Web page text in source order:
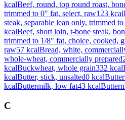
kcalBeef, round, top round roast,
trimmed to 0" fat, select, raw123 kcal
steak, separable lean only, trimmed
kcalBeef, short loin, t-bone steak,
trimmed to 1/8" fat, choice, cooked,
raw57 kcalBread, white,
whole-wheat, commercially prepared
kcalBuckwheat, whole grain332 kcal
kcalButter, stick, unsalted0 kcal
kcalButtermilk, low fat43 kcal
C